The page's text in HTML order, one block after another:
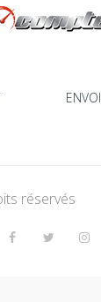
ENVOI
réservés